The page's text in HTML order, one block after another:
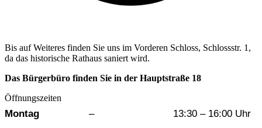
Bis auf Weiteres finden Sie uns im Vorderen Schloss, Schlossstr. 1,
da das historische Rathaus saniert wird.
Das Bürgerbüro finden Sie in der Hauptstraße 18
Öffnungszeiten
Wochentag Vormittag
Montag –
13:30 – 16:00 Uhr